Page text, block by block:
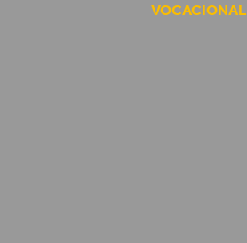
VOCACIONAL